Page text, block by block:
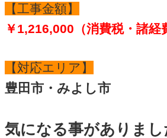
【工事金額】
￥1,216,000（消費税・諸経
【対応エリア】
豊田市・みよし市
気になる事がありま